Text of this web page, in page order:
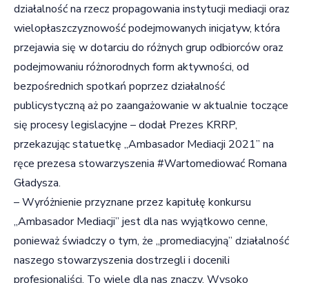
działalność na rzecz propagowania instytucji mediacji oraz
wielopłaszczyznowość podejmowanych inicjatyw, która
przejawia się w dotarciu do różnych grup odbiorców oraz
podejmowaniu różnorodnych form aktywności, od
bezpośrednich spotkań poprzez działalność
publicystyczną aż po zaangażowanie w aktualnie toczące
się procesy legislacyjne – dodał Prezes KRRP,
przekazując statuetkę „Ambasador Mediacji 2021” na
ręce prezesa stowarzyszenia #Wartomediować Romana
Gładysza.
– Wyróżnienie przyznane przez kapitułę konkursu
„Ambasador Mediacji” jest dla nas wyjątkowo cenne,
ponieważ świadczy o tym, że „promediacyjną” działalność
naszego stowarzyszenia dostrzegli i docenili
profesjonaliści. To wiele dla nas znaczy. Wysoko